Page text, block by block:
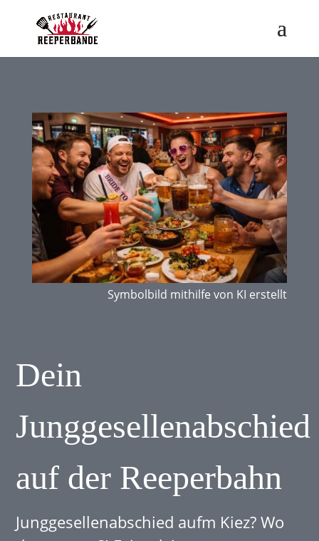
Symbolbild mithilfe von KI erstellt
Dein
Junggesellenabschied
auf der Reeperbahn
Junggesellenabschied aufm Kiez? Wo